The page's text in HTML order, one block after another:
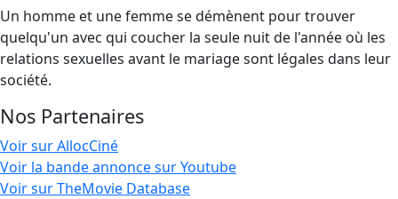
Un homme et une femme se démènent pour trouver
quelqu'un avec qui coucher la seule nuit de l'année où les
relations sexuelles avant le mariage sont légales dans leur
société.
Nos Partenaires
Voir sur AllocCiné
Voir la bande annonce sur Youtube
Voir sur TheMovie Database